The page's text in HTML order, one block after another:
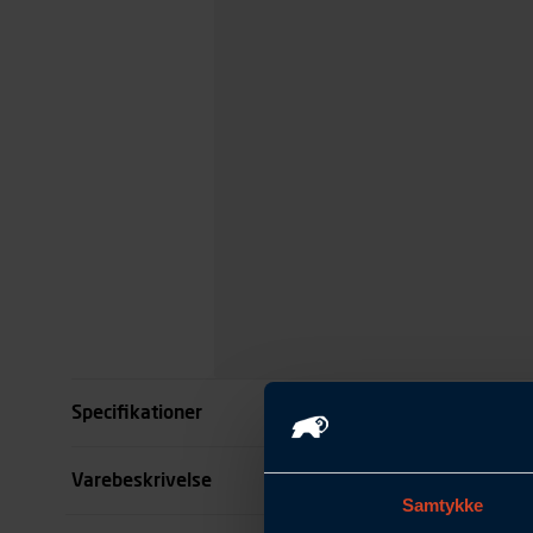
Samtykke
Specifikationer
Størrelse
Varebeskrivelse